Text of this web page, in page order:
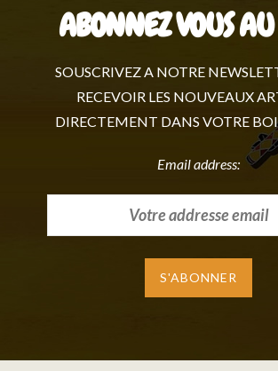
ABONNEZ VOUS
SOUSCRIVEZ A NOTRE
RECEVOIR LES NOUVEAUX
DIRECTEMENT DANS VOTRE
Email address: